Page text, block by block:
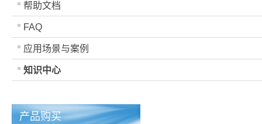
帮助文档
FAQ
应用场景与案例
知识中心
产品购买